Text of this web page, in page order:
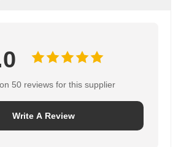
50 reviews for this supplier
Write A Review